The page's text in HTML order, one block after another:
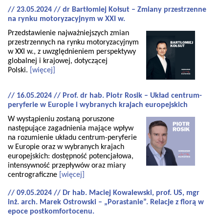
// 23.05.2024 // dr Bartłomiej Kołsut – Zmiany przestrzenne
na rynku motoryzacyjnym w XXI w.
Przedstawienie najważniejszych zmian
przestrzennych na rynku motoryzacyjnym
w XXI w., z uwzględnieniem perspektywy
globalnej i krajowej, dotyczącej
Polski.
[więcej]
// 16.05.2024 // Prof. dr hab. Piotr Rosik – Układ centrum-
peryferie w Europie i wybranych krajach europejskich
W wystąpieniu zostaną poruszone
następujące zagadnienia mające wpływ
na rozumienie układu centrum-peryferie
w Europie oraz w wybranych krajach
europejskich: dostępność potencjałowa,
intensywność przepływów oraz miary
centrograficzne [więcej]
// 09.05.2024 // Dr hab. Maciej Kowalewski, prof. US, mgr
inż. arch. Marek Ostrowski – „Porastanie”. Relacje z florą w
epoce postkomfortocenu.